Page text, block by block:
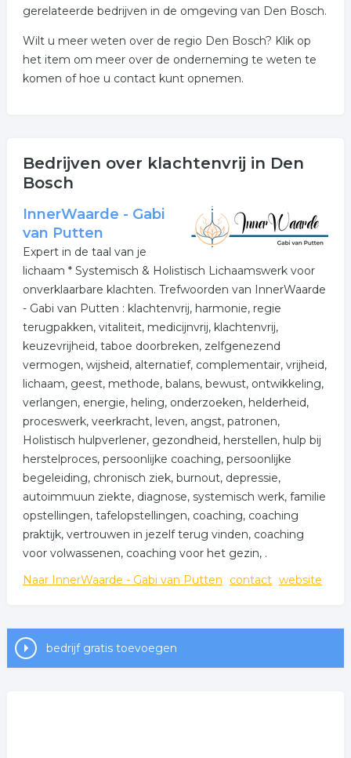
gerelateerde bedrijven in de omgeving van Den Bosch.
Wilt u meer weten over de regio Den Bosch? Klik op
het item om meer over de onderneming te weten te
komen of hoe u contact kunt opnemen.
Bedrijven over klachtenvrij in Den
Bosch
InnerWaarde - Gabi
van Putten
Expert in de taal van je
lichaam * Systemisch & Holistisch Lichaamswerk voor
onverklaarbare klachten. Trefwoorden van InnerWaarde
- Gabi van Putten : klachtenvrij, harmonie, regie
terugpakken, vitaliteit, medicijnvrij, klachtenvrij,
keuzevrijheid, taboe doorbreken, zelfgenezend
vermogen, wijsheid, alternatief, complementair, vrijheid,
lichaam, geest, methode, balans, bewust, ontwikkeling,
verlangen, energie, heling, onderzoeken, helderheid,
proceswerk, veerkracht, leven, angst, patronen,
Holistisch hulpverlener, gezondheid, herstellen, hulp bij
herstelproces, persoonlijke coaching, persoonlijke
begeleiding, chronisch ziek, burnout, depressie,
autoimmuun ziekte, diagnose, systemisch werk, familie
opstellingen, tafelopstellingen, coaching, coaching
praktijk, vertrouwen in jezelf terug vinden, coaching
voor volwassenen, coaching voor het gezin, .
Naar InnerWaarde - Gabi van Putten
contact website
bedrijf gratis toevoegen